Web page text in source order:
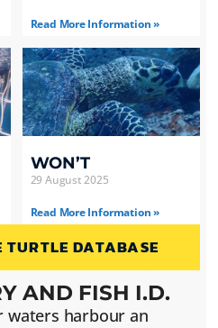
Read More Information »
WON’T
29 August 2025
Read More Information »
TURTLE DATABASE
AND FISH I.D.
waters harbour an